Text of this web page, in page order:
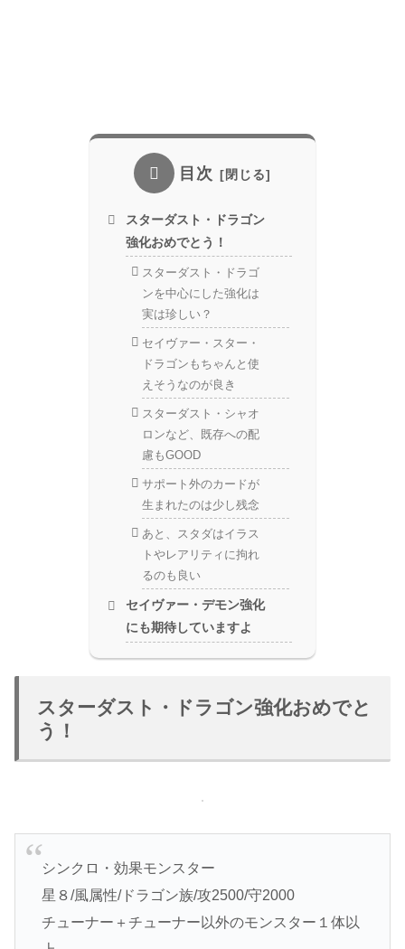
目次
スターダスト・ドラゴン
強化おめでとう！
スターダスト・ドラゴ
ンを中心にした強化は
実は珍しい？
セイヴァー・スター・
ドラゴンもちゃんと使
えそうなのが良き
スターダスト・シャオ
ロンなど、既存への配
慮もGOOD
サポート外のカードが
生まれたのは少し残念
あと、スタダはイラス
トやレアリティに拘れ
るのも良い
セイヴァー・デモン強化
にも期待していますよ
スターダスト・ドラゴン強化おめでと
う！
シンクロ・効果モンスター
星８/風属性/ドラゴン族/攻2500/守2000
チューナー＋チューナー以外のモンスター１体以